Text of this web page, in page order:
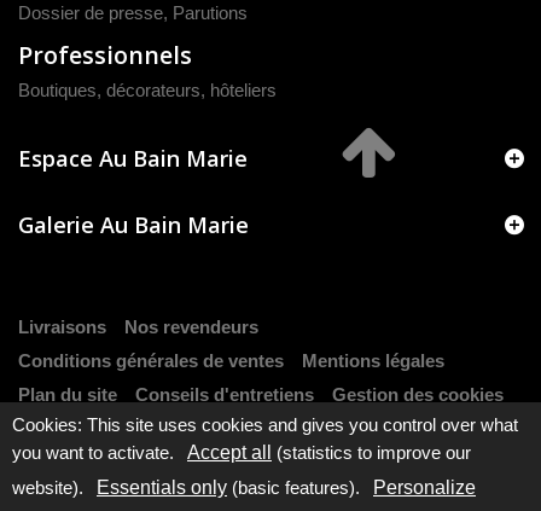
Dossier de presse, Parutions
Professionnels
Boutiques, décorateurs, hôteliers
Espace Au Bain Marie
Galerie Au Bain Marie
Livraisons
Nos revendeurs
Conditions générales de ventes
Mentions légales
Plan du site
Conseils d'entretiens
Gestion des cookies
Cookies: This site uses cookies and gives you control over what
you want to activate.
Accept all
(statistics to improve our
website).
Essentials only (basic features).
Personalize